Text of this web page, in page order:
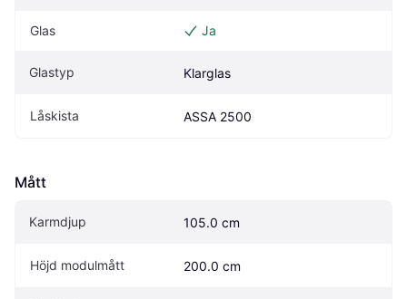
Glas Ja
Glastyp Klarglas
Låskista ASSA 2500
Mått
Karmdjup 105.0 cm
Höjd modulmått 200.0 cm